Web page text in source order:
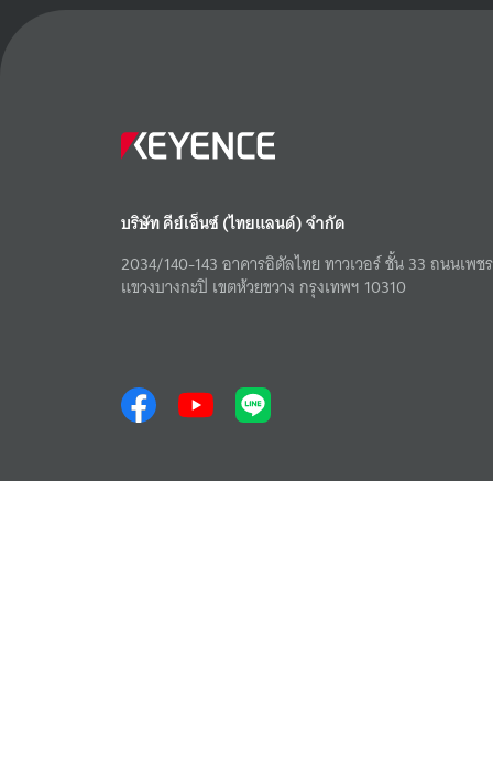
บริษัท คีย์เอ็นซ์ (ไทยแลนด์) จำกัด
2034/140-143 อาคารอิตัลไทย ทาวเวอร์ ชั้น 33 ถนนเพ
แขวงบางกะปิ เขตห้วยขวาง กรุงเทพฯ 10310